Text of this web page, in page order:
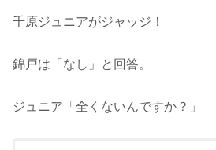
千原ジュニアがジャッジ！
錦戸は「なし」と回答。
ジュニア「全くないんですか？」